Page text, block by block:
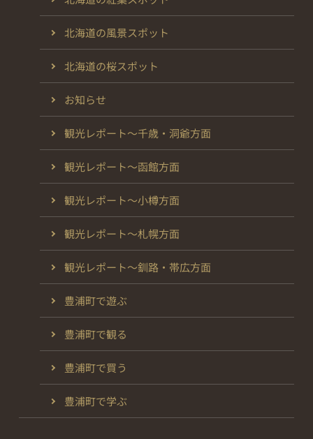
北海道の風景スポット
北海道の桜スポット
お知らせ
観光レポート～千歳・洞爺方面
観光レポート～函館方面
観光レポート～小樽方面
観光レポート～札幌方面
観光レポート～釧路・帯広方面
豊浦町で遊ぶ
豊浦町で観る
豊浦町で買う
豊浦町で学ぶ